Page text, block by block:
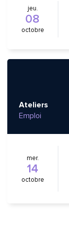
jeu.
08
octobre
Ateliers
Emploi
mer.
14
octobre